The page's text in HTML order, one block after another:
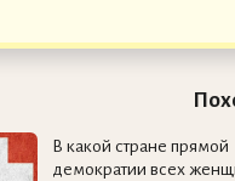
В какой стране прямой
демократии всех